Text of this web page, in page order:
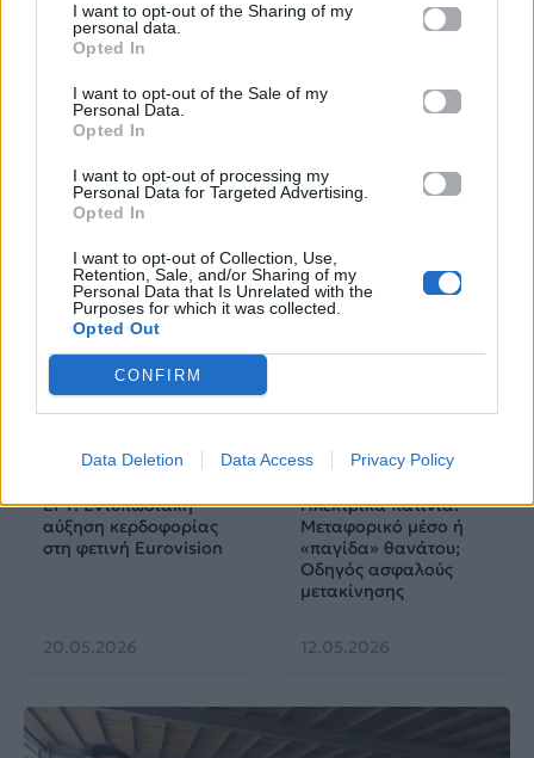
I want to opt-out of the Sharing of my
personal data.
Opted In
I want to opt-out of the Sale of my
Personal Data.
Opted In
I want to opt-out of processing my
Personal Data for Targeted Advertising.
Opted In
I want to opt-out of Collection, Use,
Retention, Sale, and/or Sharing of my
Personal Data that Is Unrelated with the
Purposes for which it was collected.
Opted Out
CONFIRM
Data Deletion Data Access Privacy Policy
Life
Πού να μην
κολυμπήσεις στην
Αττική: Οι 29
ακατάλληλες παραλίες
AKTOR: Δίπλα στους
AKTOR4TheFuture
ΕΡΤ: Εντυπωσιακή
αύξηση κερδοφορίας
στη φετινή Eurovision
20.05.2026
Ηλεκτρικά πατίνια:
Μεταφορικό μέσο ή
«παγίδα» θανάτου;
Οδηγός ασφαλούς
μετακίνησης
12.05.2026